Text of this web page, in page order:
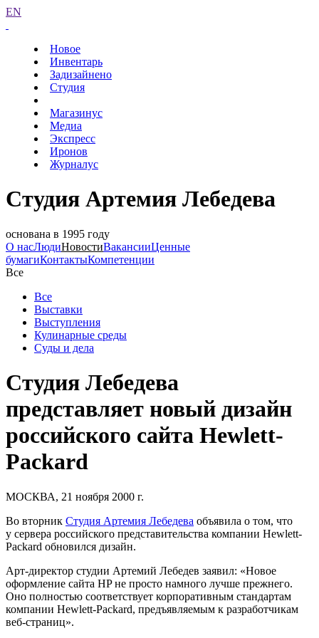
EN
Новое
Инвентарь
Задизайнено
Студия
Магазинус
Медиа
Экспресс
Иронов
Журналус
Студия Артемия Лебедева
основана в 1995 году
О насЛюдиНовостиВакансииЦенные
бумагиКонтактыКомпетенции
Все
Все
Выставки
Выступления
Кулинарные среды
Суды и дела
Студия Лебедева
представляет новый дизайн
российского сайта Hewlett-
Packard
МОСКВА, 21 ноября 2000 г.
Во вторник Студия Артемия Лебедева объявила о том, что
у сервера российского представительства компании Hewlett-
Packard обновился дизайн.
Арт-директор студии Артемий Лебедев заявил: «Новое
оформление сайта HPне просто намного лучше прежнего.
Оно полностью соответствует корпоративным стандартам
компании Hewlett-Packard, предъявляемым к разработчикам
веб-страниц».